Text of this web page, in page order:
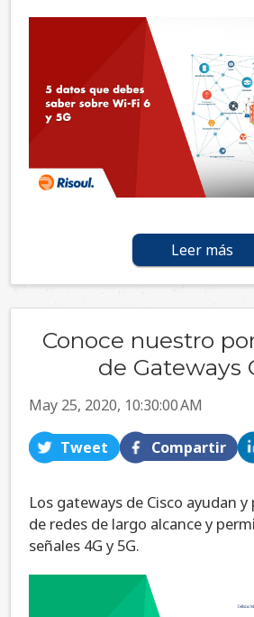
Leer más
Conoce nuestro
de Gateways
May 25, 2020, 10:30:00 AM
Tweet Compartir
Los gateways de Cisco ayudan
de redes de largo alcance y
señales 4G y 5G.